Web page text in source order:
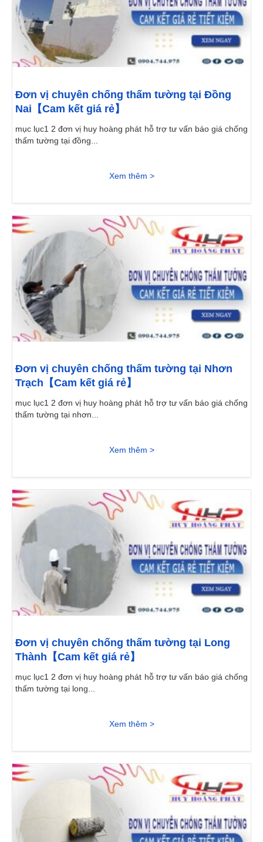
Đơn vị chuyên chống thấm tường tại Đồng
Nai【Cam kết giá rẻ】
mục lục1 2 đơn vị huy hoàng phát hỗ trợ tư vấn báo giá chống
thấm tường tại đồng...
Xem thêm >
Đơn vị chuyên chống thấm tường tại Nhơn
Trạch【Cam kết giá rẻ】
mục lục1 2 đơn vị huy hoàng phát hỗ trợ tư vấn báo giá chống
thấm tường tại nhơn...
Xem thêm >
Đơn vị chuyên chống thấm tường tại Long
Thành【Cam kết giá rẻ】
mục lục1 2 đơn vị huy hoàng phát hỗ trợ tư vấn báo giá chống
thấm tường tại long...
Xem thêm >